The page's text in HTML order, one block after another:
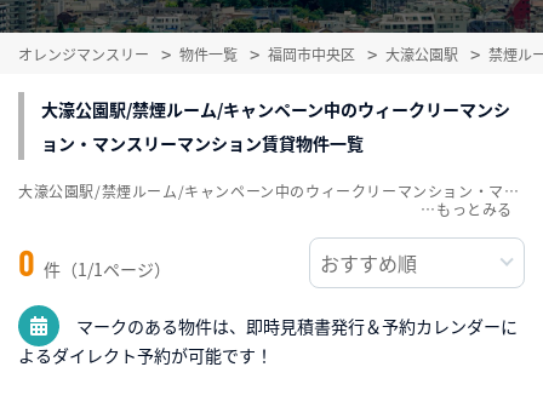
オレンジマンスリー 物件一覧 福岡市中央区 大濠公園駅 禁煙ル
大濠公園駅/禁煙ルーム/キャンペーン中のウィークリーマンシ
ョン・マンスリーマンション賃貸物件一覧
0 件（1/1ページ）
マークのある物件は、即時見積書発行＆予約カレンダーに
よるダイレクト予約が可能です！
大濠公園駅/禁煙ルーム/キャンペーン中のウィークリーマンション・マンスリーマンション賃貸物件一覧を掲載中。敷金・礼金無料、家具・家電付をご紹介。こだわり条件での絞込みも簡単！
…